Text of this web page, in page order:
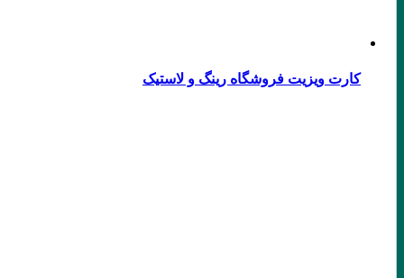
کارت ویزیت فروشگاه رینگ و لاستیک